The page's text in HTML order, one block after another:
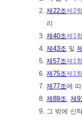
2. 제22조제2
리
3. 제40조제1
4. 제43조 및
5. 제57조제1
6. 제75조제1
7. 제77조에
8. 제89조, 제
9. 그 밖에 신